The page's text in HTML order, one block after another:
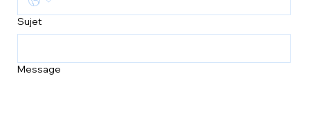
Sujet
Message